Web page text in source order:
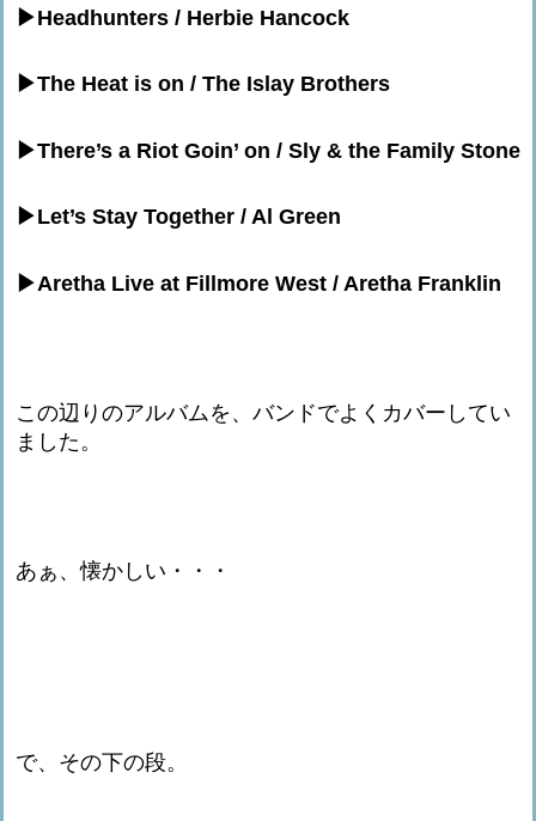
▶︎Headhunters / Herbie Hancock
▶︎The Heat is on / The Islay Brothers
▶︎There’s a Riot Goin’ on / Sly & the Family Stone
▶︎Let’s Stay Together / Al Green
▶︎Aretha Live at Fillmore West / Aretha Franklin
この辺りのアルバムを、バンドでよくカバーしてい
ました。
あぁ、懐かしい・・・
で、その下の段。